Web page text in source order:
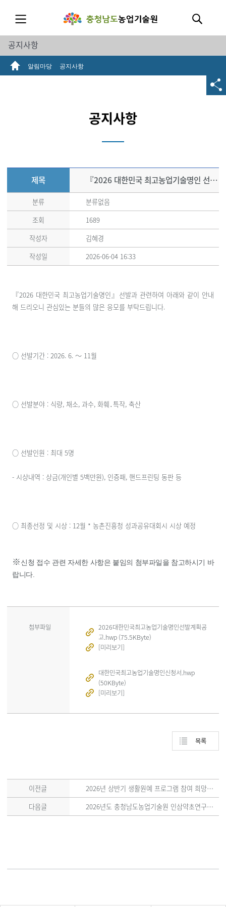
공지사항
알림마당 공지사항
공지사항
제목 『2026 대한민국 최고농업기술명인 선발 계획』공고
분류
분류없음
조회
1689
작성자
김혜경
작성일
2026-06-04 16:33
『2026 대한민국 최고농업기술명인』선발과 관련하여 아래와 같이 안내
해 드리오니 관심있는 분들의 많은 응모를 부탁드립니다.
○ 선발기간 : 2026. 6. ～ 11월
○ 선발분야 : 식량, 채소, 과수, 화훼․특작, 축산
○ 선발인원 : 최대 5명
- 시상내역 : 상금(개인별 5백만원), 인증패, 핸드프린팅 동판 등
※신청 접수 관련 자세한 사항은 붙임의 첨부파일을 참고하시기 바
랍니다.
첨부파일
2026대한민국최고농업기술명인선발계획공
고.hwp (75.5KByte)
[미리보기]
대한민국최고농업기술명인신청서.hwp
(50KByte)
[미리보기]
목록
이전글
2026년 상반기 생활원예 프로그램 참여 희망자 신청서(QR코드) 안내
다음글
2026년도 충청남도농업기술원 인삼약초연구소 기간제근로자 3차 채용공고